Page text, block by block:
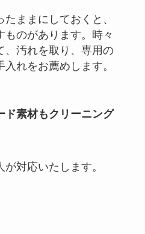
ままにしておくと、
ものがあります。時々
、汚れを取り、専用の
れをお薦めします。
ド素材もクリーニング
対応いたします。